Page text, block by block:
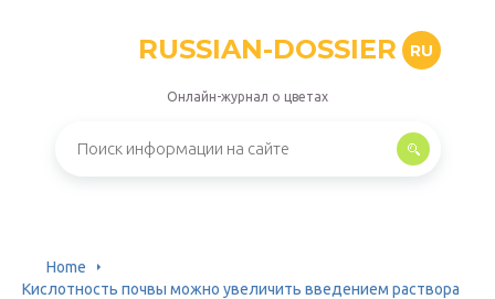
RUSSIAN-DOSSIER RU
Онлайн-журнал о цветах
Home
Кислотность почвы можно увеличить введением раствора